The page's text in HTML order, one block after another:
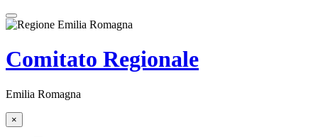
Comitato Regionale
Emilia Romagna
×